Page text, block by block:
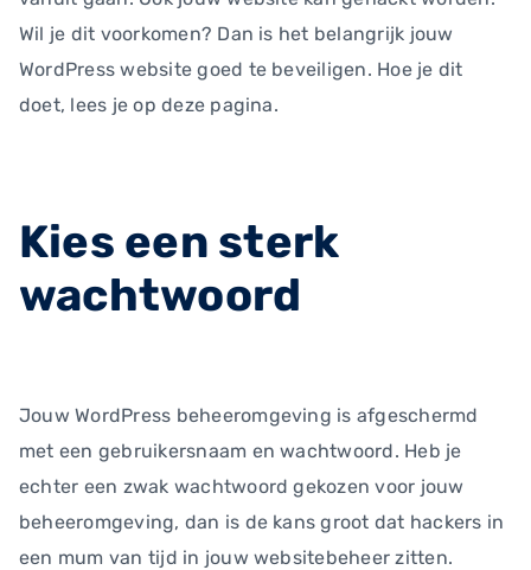
Wil je dit voorkomen? Dan is het belangrijk jouw
WordPress website goed te beveiligen. Hoe je dit
doet, lees je op deze pagina.
Kies een sterk
wachtwoord
Jouw WordPress beheeromgeving is afgeschermd
met een gebruikersnaam en wachtwoord. Heb je
echter een zwak wachtwoord gekozen voor jouw
beheeromgeving, dan is de kans groot dat hackers in
een mum van tijd in jouw websitebeheer zitten.